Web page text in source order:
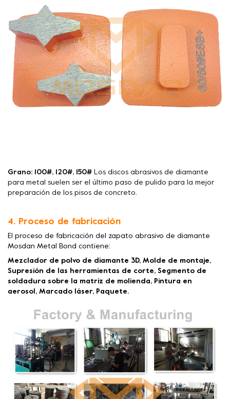
Grano: 100#, 120#, 150#
Los discos abrasivos de diamante
para metal suelen ser el último paso de pulido para la mejor
preparación de los pisos de concreto.
4. Proceso de fabricación
El proceso de fabricación del zapato abrasivo de diamante
Mosdan Metal Bond contiene:
Mezclador de polvo de diamante 3D, Molde de montaje,
Supresión de las herramientas de corte, Segmento de
soldadura sobre la matriz de molienda, Pintura en
aerosol, Marcado láser, Paquete.